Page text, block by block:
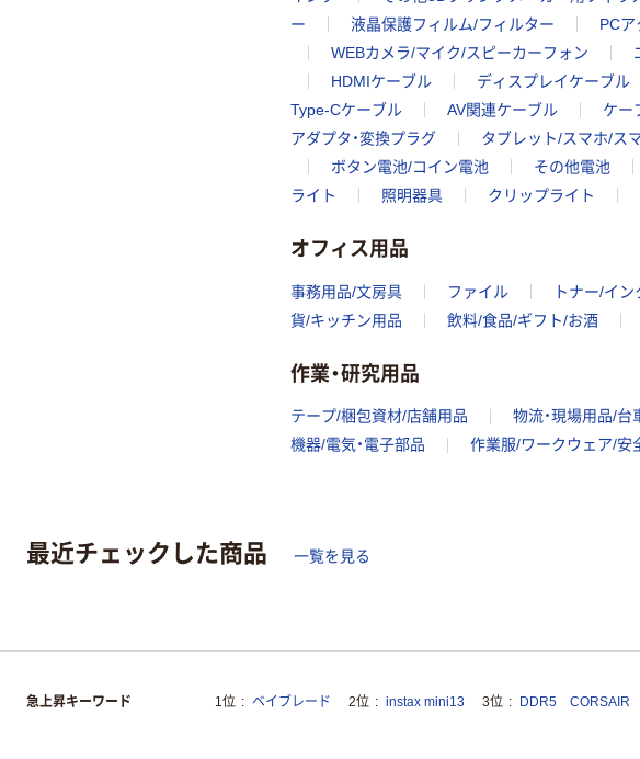
ー
液晶保護フィルム/フィルター PCア
WEBカメラ/マイク/スピーカーフォン
HDMIケーブル
ディスプレイケーブル
Type-Cケーブル
AV関連ケーブル ケー
アダプタ・変換プラグ
タブレット/スマホ/ス
ボタン電池/コイン電池
その他電池
ライト
照明器具 クリップライト
オフィス用品
事務用品/文房具 ファイル トナー/イ
貨/キッチン用品
飲料/食品/ギフト/お酒
作業・研究用品
テープ/梱包資材/店舗用品 物流・現場用品/台
機器/電気・電子部品
作業服/ワークウェア/安
最近チェックした商品 一覧を見る
急上昇キーワード 1位 ベイブレード 2位 instax mini13 3位 DDR5 CORSAIR